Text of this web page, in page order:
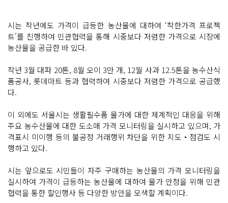
시는 작년에도 가격이 급등한 농산물에 대하여 ‘착한가격 프로젝
트’를 진행하여 민관협력을 통해 시중보다 저렴한 가격으로 시장에
농산물을 공급한 바 있다.
작년 3월 대파 20톤, 8월 오이 3만 개, 12월 사과 12.5톤을 농수산식
품공사, 롯데마트 등과 협력하여 시중보다 저렴한 가격으로 공급했
다.
이 외에도 서울시는 생활필수품 물가에 대한 체계적인 대응을 위해
주요 농수산물에 대한 도소매 가격 모니터링을 실시하고 있으며, 가
격표시 미이행 등의 불공정 거래행위 차단을 위한 지도‧점검도 시
행하고 있다.
시는 앞으로도 시민들이 자주 구매하는 농산물의 가격 모니터링을
실시하여 가격이 급등하는 농산물에 대하여 물가 안정을 위해 민관
협력을 통한 할인행사 등 다양한 방안을 모색할 계획이다.